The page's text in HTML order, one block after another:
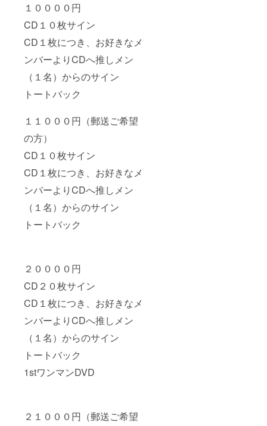
１００００円
CD１０枚サイン
CD１枚につき、お好きなメ
ンバーよりCDへ推しメン
（１名）からのサイン
トートバック
１１０００円（郵送ご希望
の方）
CD１０枚サイン
CD１枚につき、お好きなメ
ンバーよりCDへ推しメン
（１名）からのサイン
トートバック
２００００円
CD２０枚サイン
CD１枚につき、お好きなメ
ンバーよりCDへ推しメン
（１名）からのサイン
トートバック
1stワンマンDVD
２１０００円（郵送ご希望